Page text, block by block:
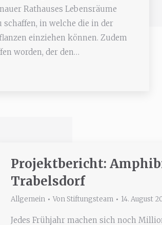
Rathauses Lebensräume
in welche die in der
einziehen können. Zudem
worden, der den…
Projektbericht:
Trabelsdorf
Allgemein Von Stiftungsteam 14. August
Jedes Frühjahr machen sich noch